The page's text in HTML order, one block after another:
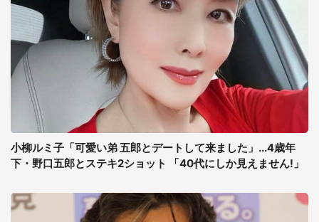
小柳ルミ子「可愛い弟 五郎とデートして来ました」...4歳年
下・野口五郎とステキ2ショット 「40代にしか見えません!」